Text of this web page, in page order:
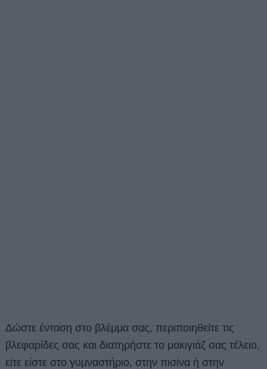
Δώστε ένταση στο βλέμμα σας, περιποιηθείτε τις
βλεφαρίδες σας και διατηρήστε το μακιγιάζ σας τέλειο,
είτε είστε στο γυμναστήριο, στην πισίνα ή στην